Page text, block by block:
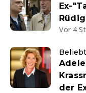
Ex-
Vor 4
der